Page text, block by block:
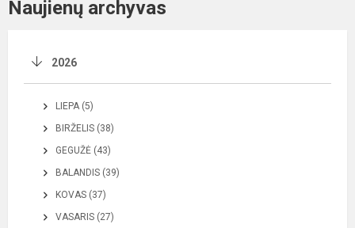
Naujienų archyvas
2026
LIEPA (5)
BIRŽELIS (38)
GEGUŽĖ (43)
BALANDIS (39)
KOVAS (37)
VASARIS (27)